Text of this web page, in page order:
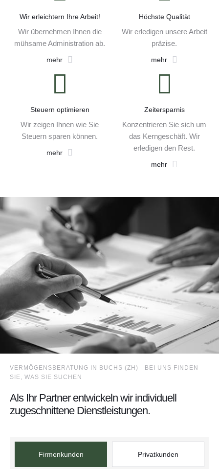
Wir erleichtern Ihre Arbeit!
Wir übernehmen Ihnen die
mühsame Administration ab.
mehr
Höchste Qualität
Wir erledigen unsere Arbeit
präzise.
mehr
Steuern optimieren
Wir zeigen Ihnen wie Sie
Steuern sparen können.
mehr
Zeitersparnis
Konzentrieren Sie sich um
das Kerngeschäft. Wir
erledigen den Rest.
mehr
VERMÖGENSBERATUNG IN BUCHS (ZH) - BEI UNS FINDEN
SIE, WAS SIE SUCHEN
Als Ihr Partner entwickeln wir individuell
zugeschnittene Dienstleistungen.
Firmenkunden Privatkunden